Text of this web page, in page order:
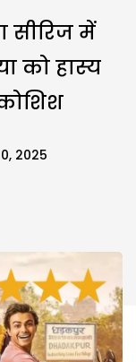
सीरिज में
को हास्‍य
2025